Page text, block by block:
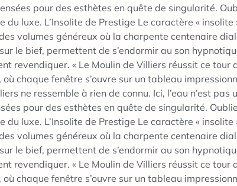
pour des esthètes en quête de singularité.
luxe. L’Insolite de Prestige Le caractère « insolite
volumes généreux où la charpente centenaire
bief, permettent de s’endormir au son
revendiquer. « Le Moulin de Villiers réussit ce tour
chaque fenêtre s’ouvre sur un tableau
ne ressemble à rien de connu. Ici, l’eau n’est pas
pour des esthètes en quête de singularité.
luxe. L’Insolite de Prestige Le caractère « insolite
volumes généreux où la charpente centenaire
bief, permettent de s’endormir au son
revendiquer. « Le Moulin de Villiers réussit ce tour
chaque fenêtre s’ouvre sur un tableau